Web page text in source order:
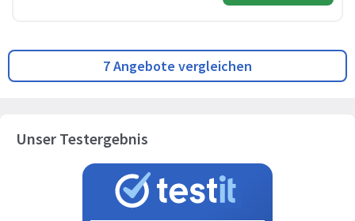
7 Angebote vergleichen
Unser Testergebnis